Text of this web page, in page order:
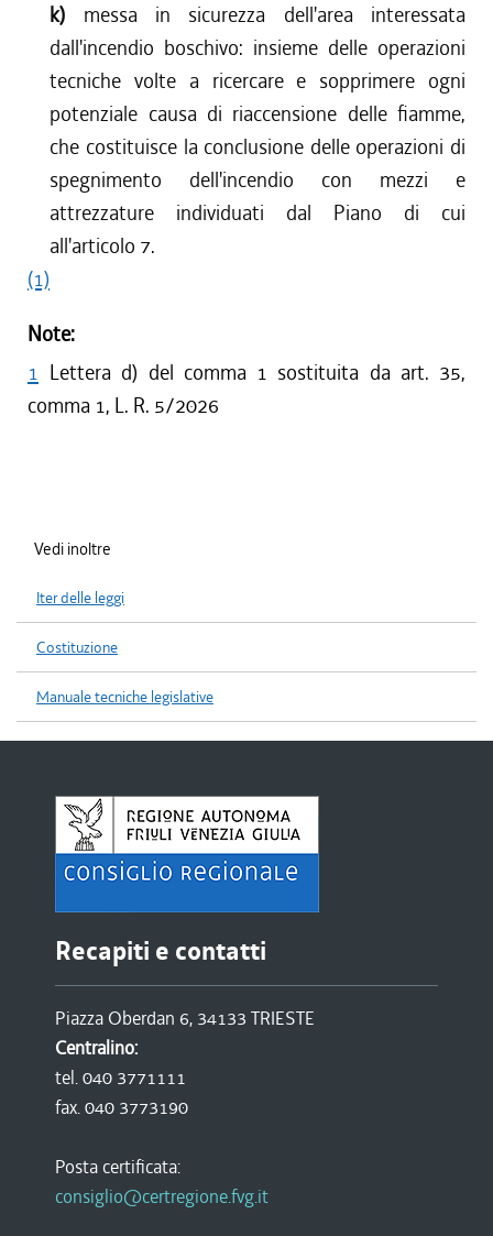
k) messa in sicurezza dell'area interessata
dall'incendio boschivo: insieme delle operazioni
tecniche volte a ricercare e sopprimere ogni
potenziale causa di riaccensione delle fiamme,
che costituisce la conclusione delle operazioni di
spegnimento dell'incendio con mezzi e
attrezzature individuati dal Piano di cui
all'articolo 7.
(1)
Note:
1 Lettera d) del comma 1 sostituita da art. 35,
comma 1, L. R. 5/2026
Vedi inoltre
Iter delle leggi
Costituzione
Manuale tecniche legislative
Recapiti e contatti
Piazza Oberdan 6, 34133 TRIESTE
Centralino:
tel. 040 3771111
fax. 040 3773190
Posta certificata:
consiglio@certregione.fvg.it